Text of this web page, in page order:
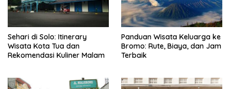
Sehari di Solo: Itinerary
Wisata Kota Tua dan
Rekomendasi Kuliner Malam
Panduan Wisata Keluarga ke
Bromo: Rute, Biaya, dan Jam
Terbaik